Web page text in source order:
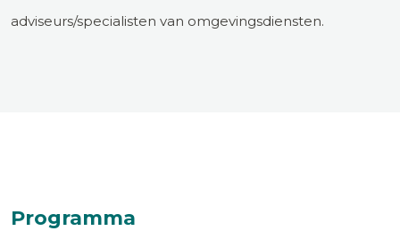
adviseurs/specialisten van omgevingsdiensten.
Programma